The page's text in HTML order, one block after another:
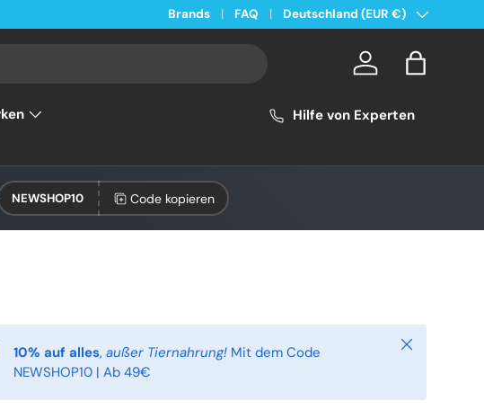
Kostenloser Versand ab 49€ in Deutschland
Brands FAQ Land/Region
Deutschland (EUR €)
Konto
Hilfe von Experten
NEWSHOP10 Code kopieren
10% auf alles,außer Tiernahrung! Mit dem Code
NEWSHOP10 | Ab 49€
Schließen